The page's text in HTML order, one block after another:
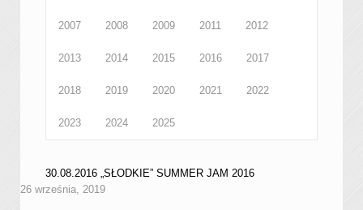
2007 2008 2009 2011 2012
2013 2014 2015 2016 2017
2018 2019 2020 2021 2022
2023 2024 2025
30.08.2016 „SŁODKIE” SUMMER JAM 2016
26 września, 2019